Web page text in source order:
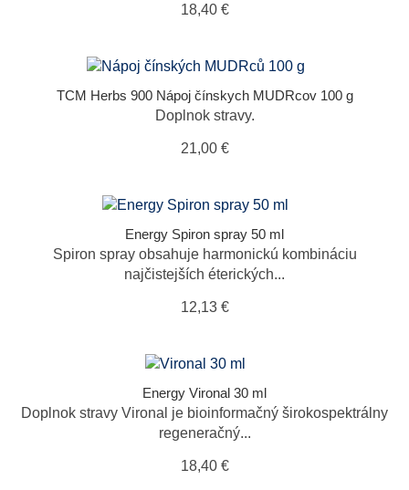
18,40 €
TCM Herbs 900 Nápoj čínskych MUDRcov 100 g
Doplnok stravy.
21,00 €
Energy Spiron spray 50 ml
Spiron spray obsahuje harmonickú kombináciu
najčistejších éterických...
12,13 €
Energy Vironal 30 ml
Doplnok stravy Vironal je bioinformačný širokospektrálny
regeneračný...
18,40 €